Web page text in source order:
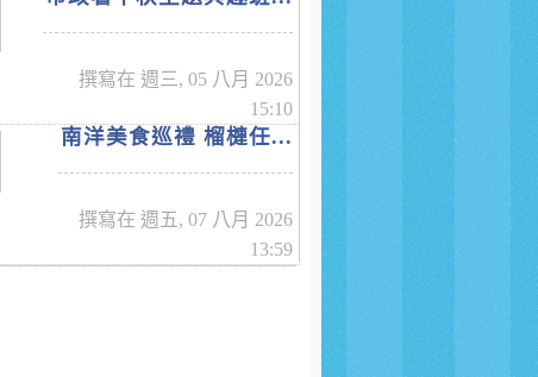
撰寫在 週三, 05 八月 2026
15:10
南洋美食巡禮 榴槤任...
撰寫在 週五, 07 八月 2026
13:59